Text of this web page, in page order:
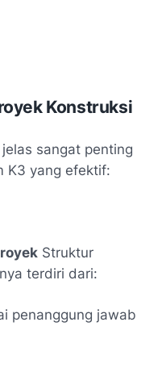
Konstruksi
sangat penting
K3 yang efektif:
Struktur
terdiri dari:
penanggung jawab